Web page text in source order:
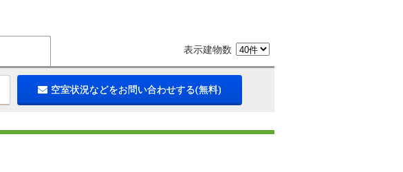
表示建物数
空室状況などをお問い合わせする(無料)